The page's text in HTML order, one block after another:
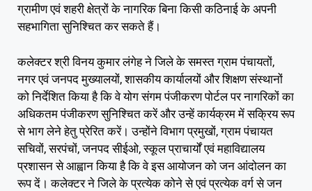
ग्रामीण एवं शहरी क्षेत्रों के नागरिक बिना किसी कठिनाई के अपनी
सहभागिता सुनिश्चित कर सकते हैं।
कलेक्टर श्री विनय कुमार लंगेह ने जिले के समस्त ग्राम पंचायतों,
नगर एवं जनपद मुख्यालयों, शासकीय कार्यालयों और शिक्षण संस्थानों
को निर्देशित किया है कि वे योग संगम पंजीकरण पोर्टल पर नागरिकों का
अधिकतम पंजीकरण सुनिश्चित करें और उन्हें कार्यक्रम में सक्रिय रूप
से भाग लेने हेतु प्रेरित करें। उन्होंने विभाग प्रमुखों, ग्राम पंचायत
सचिवों, सरपंचों, जनपद सीईओ, स्कूल प्राचार्यों एवं महाविद्यालय
प्रशासन से आह्वान किया है कि वे इस आयोजन को जन आंदोलन का
रूप दें। कलेक्टर ने जिले के प्रत्येक कोने से एवं प्रत्येक वर्ग से जन